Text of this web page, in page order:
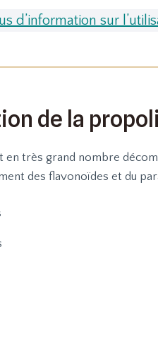
d’information sur
de la
en très grand nombre
des flavonoïdes et du